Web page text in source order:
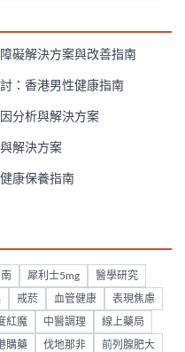
。
礙解決方案與改善指南
：香港男性健康指南
分析與解決方案
解決方案
康保養指南
犀利士5mg 醫學研究
戒菸 血管健康 表現焦慮
紅魔 中醫調理 線上藥局
購藥 伐地那非 前列腺肥大